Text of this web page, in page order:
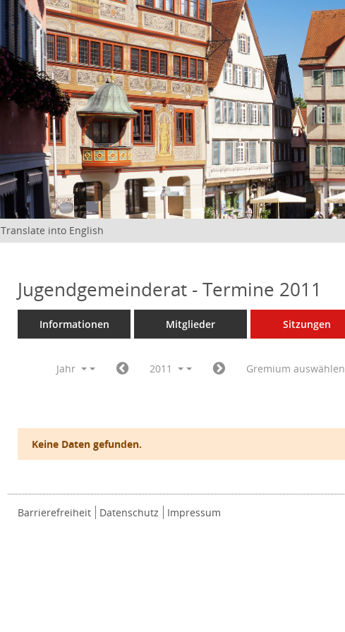
Translate into English
Jugendgemeinderat - Termine 2011
Informationen Mitglieder Sitzungen
Jahr 2011 Gremium auswählen
Keine Daten gefunden.
Barrierefreiheit Datenschutz Impressum